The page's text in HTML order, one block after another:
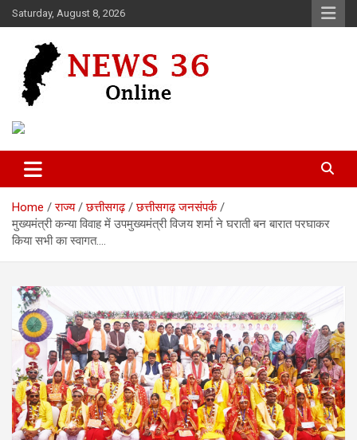
Skip
to
Saturday, August 8, 2026
News 36
Home राज्य छत्तीसगढ़
छत्तीसगढ़ जनसंपर्क
मुख्यमंत्री कन्या विवाह में उपमुख्यमंत्री विजय शर्मा ने घराती बन बारात परघाकर
किया सभी का स्वागत….